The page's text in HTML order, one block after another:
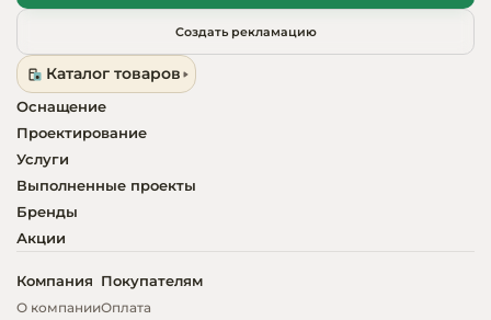
Создать рекламацию
Каталог товаров
Оснащение
Проектирование
Услуги
Выполненные проекты
Бренды
Акции
Компания
О компании
Покупателям
Оплата